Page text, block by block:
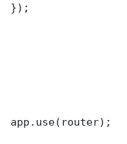
});
app.use(router);